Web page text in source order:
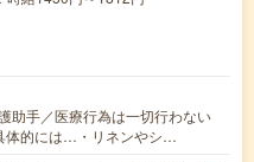
助手／医療行為は一切行わない
体的には…・リネンやシ…